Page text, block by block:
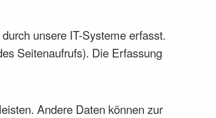
unsere IT-Systeme erfasst.
Seitenaufrufs). Die Erfassung
Andere Daten können zur